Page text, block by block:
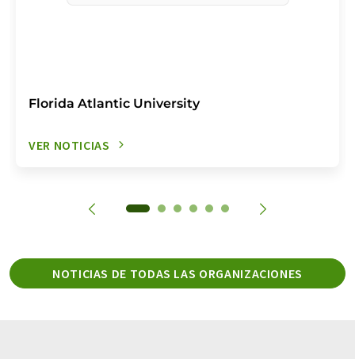
Florida Atlantic University
VER NOTICIAS
NOTICIAS DE TODAS LAS ORGANIZACIONES